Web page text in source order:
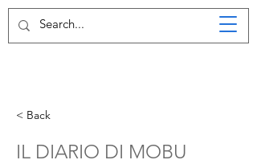
< Back
IL DIARIO DI MOBU